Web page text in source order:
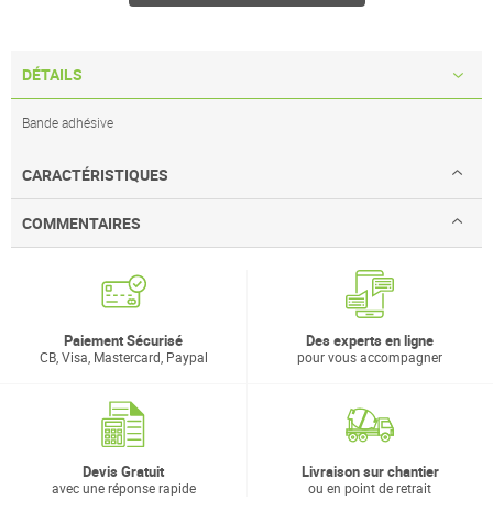
DÉTAILS
Bande adhésive
CARACTÉRISTIQUES
COMMENTAIRES
Paiement Sécurisé
CB, Visa, Mastercard, Paypal
Des experts en ligne
pour vous accompagner
Devis Gratuit
avec une réponse rapide
Livraison sur chantier
ou en point de retrait